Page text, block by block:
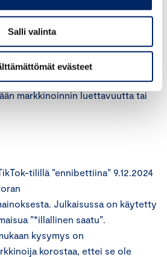
Salli valinta
evästeet
kaupallinen luonne ilmenee
noudatetaan hyvää liiketapaa.
kuvan, äänen tai tekstin käyttöä,
visuaalisen ominaisuutensa vuoksi
markkinoinnin luettavuutta tai
tilillä ”ennibettiina” 9.12.2024
Julkaisussa on käytetty
”*illallinen saatu”.
kysymys on
korostaa, ettei se ole